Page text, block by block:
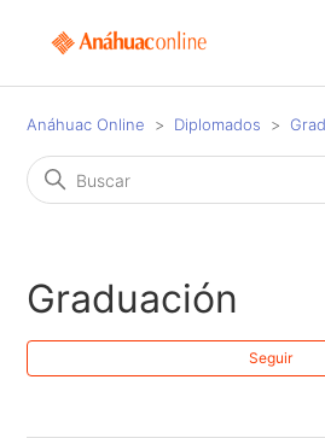
Anáhuac Online Diplomados
Graduación
Seguir